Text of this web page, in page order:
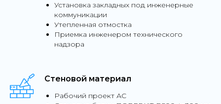
Установка закладных под инженерные
коммуникации
Утепленная отмостка
Приемка инженером технического
надзора
Стеновой материал
Рабочий проект АС